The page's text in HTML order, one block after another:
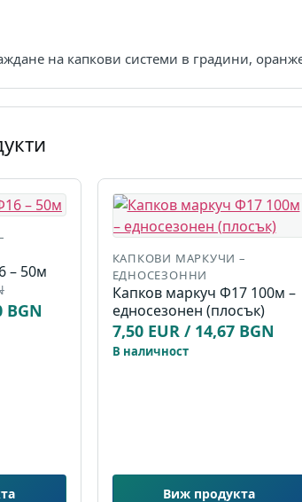
на капкови системи в градини,
– 50м
BGN
КАПКОВИ МАРКУЧИ –
ЕДНОСЕЗОННИ
Капков маркуч Ф17 100м –
едносезонен (плосък)
7,50 EUR / 14,67 BGN
В наличност
Виж продукта